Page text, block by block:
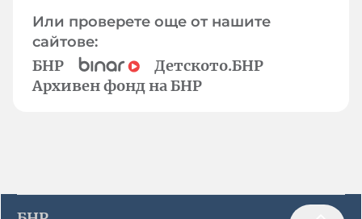
Или проверете още от нашите
сайтове:
БНР
Детското.БНР
Архивен фонд на БНР